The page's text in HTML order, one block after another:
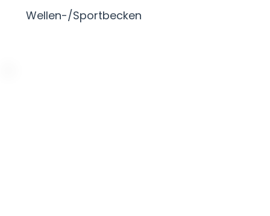
Wellen-/Sportbecken